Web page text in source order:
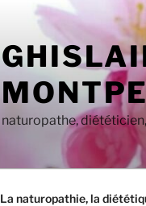
naturopathe,
La naturopathie, la